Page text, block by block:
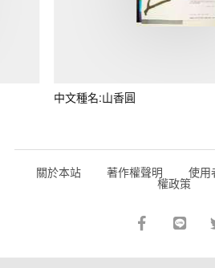
中文種名:山香圓
關於本站 著作權聲明 使用
權政策